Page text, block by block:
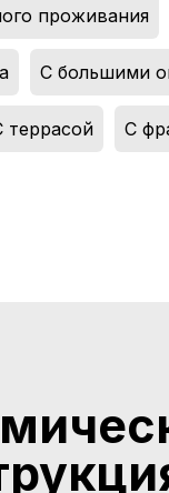
проживания
С большими
террасой С